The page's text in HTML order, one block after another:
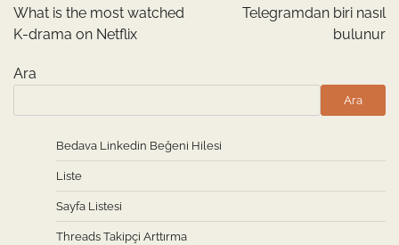
gezinmesi
What is the most watched
K-drama on Netflix
Telegramdan biri nasıl
bulunur
Ara
Ara
Bedava Linkedin Beğeni Hilesi
Liste
Sayfa Listesi
Threads Takipçi Arttırma